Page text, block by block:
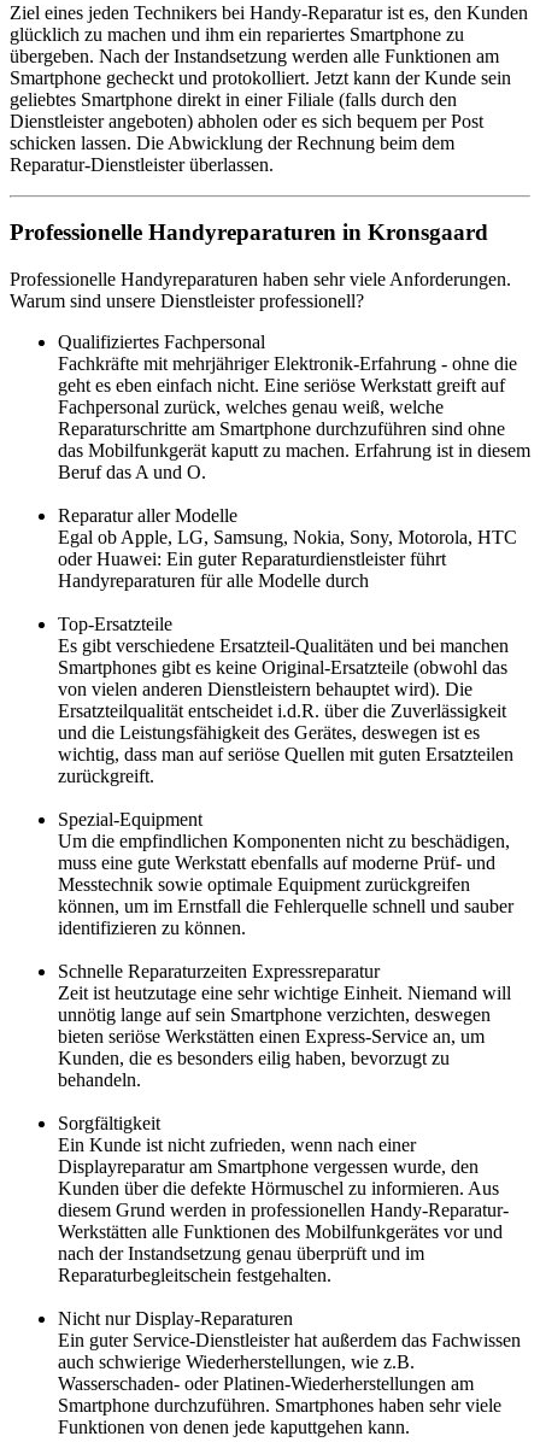
Ziel eines jeden Technikers bei Handy-Reparatur ist es, den Kunden
glücklich zu machen und ihm ein repariertes Smartphone zu
übergeben. Nach der Instandsetzung werden alle Funktionen am
Smartphone gecheckt und protokolliert. Jetzt kann der Kunde sein
geliebtes Smartphone direkt in einer Filiale (falls durch den
Dienstleister angeboten) abholen oder es sich bequem per Post
schicken lassen. Die Abwicklung der Rechnung beim dem
Reparatur-Dienstleister überlassen.
Professionelle Handyreparaturen in Kronsgaard
Professionelle Handyreparaturen haben sehr viele Anforderungen.
Warum sind unsere Dienstleister professionell?
Qualifiziertes Fachpersonal
Fachkräfte mit mehrjähriger Elektronik-Erfahrung - ohne die
geht es eben einfach nicht. Eine seriöse Werkstatt greift auf
Fachpersonal zurück, welches genau weiß, welche
Reparaturschritte am Smartphone durchzuführen sind ohne
das Mobilfunkgerät kaputt zu machen. Erfahrung ist in diesem
Beruf das A und O.
Reparatur aller Modelle
Egal ob Apple, LG, Samsung, Nokia, Sony, Motorola, HTC
oder Huawei: Ein guter Reparaturdienstleister führt
Handyreparaturen für alle Modelle durch
Top-Ersatzteile
Es gibt verschiedene Ersatzteil-Qualitäten und bei manchen
Smartphones gibt es keine Original-Ersatzteile (obwohl das
von vielen anderen Dienstleistern behauptet wird). Die
Ersatzteilqualität entscheidet i.d.R. über die Zuverlässigkeit
und die Leistungsfähigkeit des Gerätes, deswegen ist es
wichtig, dass man auf seriöse Quellen mit guten Ersatzteilen
zurückgreift.
Spezial-Equipment
Um die empfindlichen Komponenten nicht zu beschädigen,
muss eine gute Werkstatt ebenfalls auf moderne Prüf- und
Messtechnik sowie optimale Equipment zurückgreifen
können, um im Ernstfall die Fehlerquelle schnell und sauber
identifizieren zu können.
Schnelle Reparaturzeiten Expressreparatur
Zeit ist heutzutage eine sehr wichtige Einheit. Niemand will
unnötig lange auf sein Smartphone verzichten, deswegen
bieten seriöse Werkstätten einen Express-Service an, um
Kunden, die es besonders eilig haben, bevorzugt zu
behandeln.
Sorgfältigkeit
Ein Kunde ist nicht zufrieden, wenn nach einer
Displayreparatur am Smartphone vergessen wurde, den
Kunden über die defekte Hörmuschel zu informieren. Aus
diesem Grund werden in professionellen Handy-Reparatur-
Werkstätten alle Funktionen des Mobilfunkgerätes vor und
nach der Instandsetzung genau überprüft und im
Reparaturbegleitschein festgehalten.
Nicht nur Display-Reparaturen
Ein guter Service-Dienstleister hat außerdem das Fachwissen
auch schwierige Wiederherstellungen, wie z.B.
Wasserschaden- oder Platinen-Wiederherstellungen am
Smartphone durchzuführen. Smartphones haben sehr viele
Funktionen von denen jede kaputtgehen kann.